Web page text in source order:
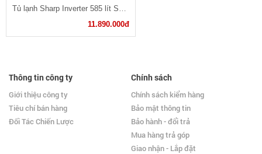
Tủ lạnh Sharp Inverter 585 lít SJ-XP590PG-BK
11.890.000đ
Thông tin công ty
Giới thiệu công ty
Tiêu chí bán hàng
Đối Tác Chiến Lược
Chính sách
Chính sách kiểm hàng
Bảo mật thông tin
Bảo hành - đổi trả
Mua hàng trả góp
Giao nhận - Lắp đặt